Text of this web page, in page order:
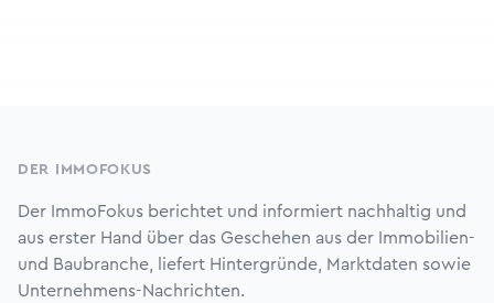
DER IMMOFOKUS
Der ImmoFokus berichtet und informiert nachhaltig und
aus erster Hand über das Geschehen aus der Immobilien-
und Baubranche, liefert Hintergründe, Marktdaten sowie
Unternehmens-Nachrichten.